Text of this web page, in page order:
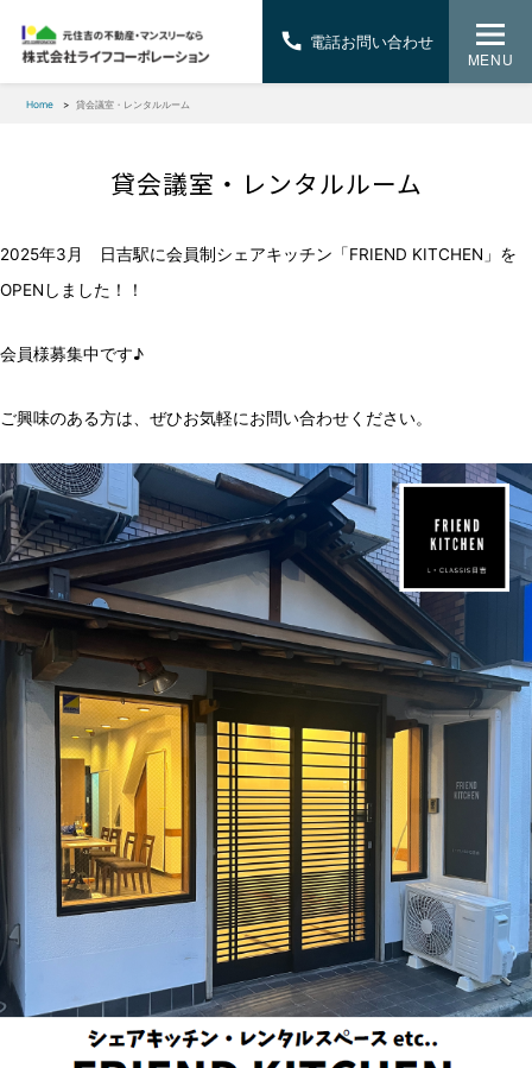
MENU
Home 貸会議室・レンタルルーム
貸会議室・レンタルルーム
2025年3月 日吉駅に会員制シェアキッチン「FRIEND KITCHEN」を
OPENしました！！
会員様募集中です♪
ご興味のある方は、ぜひお気軽にお問い合わせください。
電話お問い合わせ